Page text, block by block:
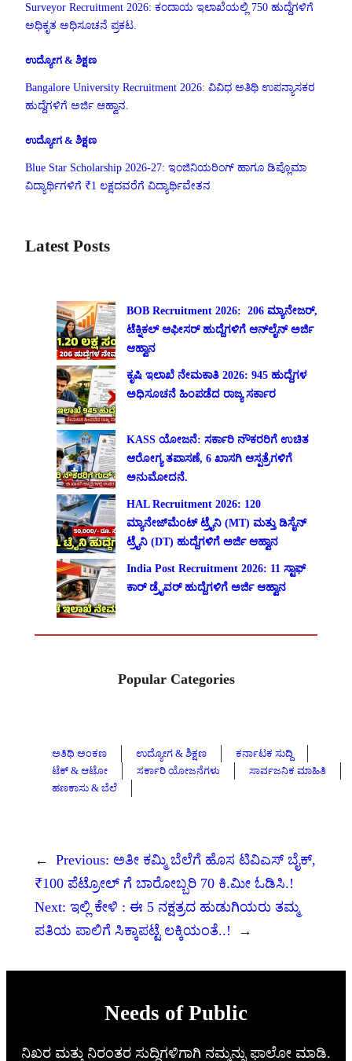
Surveyor Recruitment 2026: ಕಂದಾಯ ಇಲಾಖೆಯಲ್ಲಿ 750 ಹುದ್ದೆಗಳಿಗೆ
ಅಧಿಕೃತ ಅಧಿಸೂಚನೆ ಪ್ರಕಟ.
ಉದ್ಯೋಗ & ಶಿಕ್ಷಣ
Bangalore University Recruitment 2026: ವಿವಿಧ ಅತಿಥಿ ಉಪನ್ಯಾಸಕರ
ಹುದ್ದೆಗಳಿಗೆ ಅರ್ಜಿ ಆಹ್ವಾನ.
ಉದ್ಯೋಗ & ಶಿಕ್ಷಣ
Blue Star Scholarship 2026-27: ಇಂಜಿನಿಯರಿಂಗ್ ಹಾಗೂ ಡಿಪ್ಲೊಮಾ
ವಿದ್ಯಾರ್ಥಿಗಳಿಗೆ ₹1 ಲಕ್ಷದವರೆಗೆ ವಿದ್ಯಾರ್ಥಿವೇತನ
Latest Posts
BOB Recruitment 2026: 206 ಮ್ಯಾನೇಜರ್,
ಟೆಕ್ನಿಕಲ್ ಆಫೀಸರ್ ಹುದ್ದೆಗಳಿಗೆ ಆನ್‌ಲೈನ್ ಅರ್ಜಿ
ಆಹ್ವಾನ
ಕೃಷಿ ಇಲಾಖೆ ನೇಮಕಾತಿ 2026: 945 ಹುದ್ದೆಗಳ
ಅಧಿಸೂಚನೆ ಹಿಂಪಡೆದ ರಾಜ್ಯ ಸರ್ಕಾರ
KASS ಯೋಜನೆ: ಸರ್ಕಾರಿ ನೌಕರರಿಗೆ ಉಚಿತ
ಆರೋಗ್ಯ ತಪಾಸಣೆ, 6 ಖಾಸಗಿ ಆಸ್ಪತ್ರೆಗಳಿಗೆ
ಅನುಮೋದನೆ.
HAL Recruitment 2026: 120
ಮ್ಯಾನೇಜ್‌ಮೆಂಟ್ ಟ್ರೈನಿ (MT) ಮತ್ತು ಡಿಸೈನ್
ಟ್ರೈನಿ (DT) ಹುದ್ದೆಗಳಿಗೆ ಅರ್ಜಿ ಆಹ್ವಾನ
India Post Recruitment 2026: 11 ಸ್ಟಾಫ್
ಕಾರ್ ಡ್ರೈವರ್ ಹುದ್ದೆಗಳಿಗೆ ಅರ್ಜಿ ಆಹ್ವಾನ
Popular Categories
ಅತಿಥಿ ಅಂಕಣ ಉದ್ಯೋಗ & ಶಿಕ್ಷಣ
ಕರ್ನಾಟಕ ಸುದ್ದಿ
ಟೆಕ್ & ಆಟೋ
ಸರ್ಕಾರಿ ಯೋಜನೆಗಳು
ಸಾರ್ವಜನಿಕ ಮಾಹಿತಿ
ಹಣಕಾಸು & ಬೆಲೆ
← Previous: ಅತೀ ಕಮ್ಮಿ ಬೆಲೆಗೆ ಹೊಸ ಟಿವಿಎಸ್ ಬೈಕ್,
₹100 ಪೆಟ್ರೋಲ್ ಗೆ ಬಾರೋಬ್ಬರಿ 70 ಕಿ.ಮೀ ಓಡಿಸಿ.!
Next: ಇಲ್ಲಿ ಕೇಳಿ : ಈ 5 ನಕ್ಷತ್ರದ ಹುಡುಗಿಯರು ತಮ್ಮ
ಪತಿಯ ಪಾಲಿಗೆ ಸಿಕ್ಕಾಪಟ್ಟೆ ಲಕ್ಕಿಯಂತೆ..!
→
Needs of Public
ನಿಖರ ಮತ್ತು ನಿರಂತರ ಸುದ್ದಿಗಳಿಗಾಗಿ ನಮ್ಮನ್ನು ಫಾಲೋ ಮಾಡಿ.